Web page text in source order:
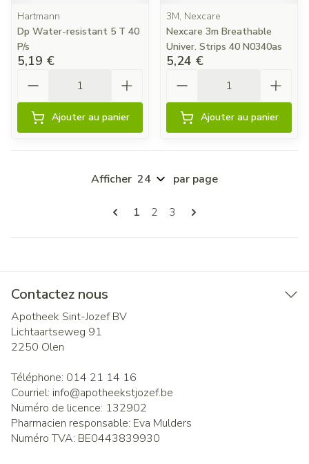
Hartmann
Dp Water-resistant 5 T 40
P/s
5,19 €
Ajouter au panier
3M, Nexcare
Nexcare 3m Breathable
Univer. Strips 40 N0340as
5,24 €
Ajouter au panier
Pages
Vous lisez actuellement la page
1 Page
2 Page
3
Afficher par page
Contactez nous
Apotheek Sint-Jozef BV
Lichtaartseweg 91
2250 Olen
Téléphone: 014 21 14 16
Courriel: info@apotheekstjozef.be
Numéro de licence: 132902
Pharmacien responsable: Eva Mulders
Numéro TVA: BE0443839930